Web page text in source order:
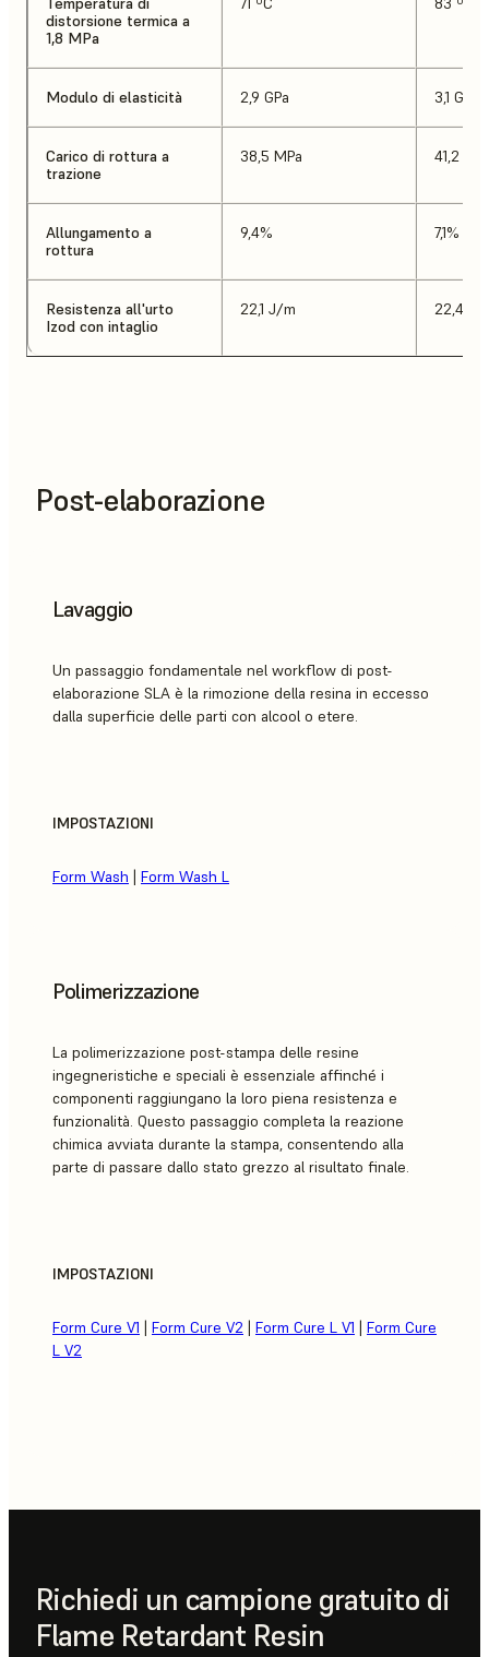
distorsione termica a
1,8 MPa
Modulo di elasticità 2,9 GPa 3,1 GPa
Carico di rottura a
trazione
38,5 MPa 41,2
Allungamento a
rottura
9,4% 7,1%
Resistenza all'urto
Izod con intaglio
22,1 J/m 22,4 J/
Post-elaborazione
Lavaggio
Un passaggio fondamentale nel workflow di post-
elaborazione SLA è la rimozione della resina in eccesso
dalla superficie delle parti con alcool o etere.
IMPOSTAZIONI
Form Wash | Form Wash L
Polimerizzazione
La polimerizzazione post-stampa delle resine
ingegneristiche e speciali è essenziale affinché i
componenti raggiungano la loro piena resistenza e
funzionalità. Questo passaggio completa la reazione
chimica avviata durante la stampa, consentendo alla
parte di passare dallo stato grezzo al risultato finale.
IMPOSTAZIONI
Form Cure V1 | Form Cure V2 | Form Cure L V1 | Form Cure
L V2
Richiedi un campione gratuito di
Flame Retardant Resin